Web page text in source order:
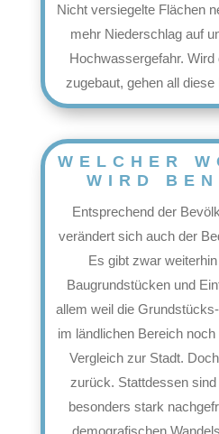
Nicht versiegelte Flächen
mehr Niederschlag auf
Hochwassergefahr.
zugebaut, gehen all
WELCHER
WIRD
Entsprechend der
verändert sich auch der
Es gibt zwar
Baugrundstücken und
allem weil die
im ländlichen Bereich
Vergleich zur Stadt.
zurück. Stattdessen
besonders stark
demografischen